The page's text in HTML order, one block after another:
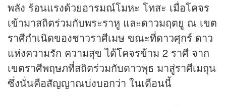
พลัง ร้อนแรงด้วยอารมณ์โมหะ โทสะ เมื่อโคจร
เข้ามาสถิตร่วมกับพระราหู และดาวมฤตยู ณ เขต
ราศีกำเนิดของชาวราศีเมษ ขณะที่ดาวศุกร์ ดาว
แห่งความรัก ความสุข ได้โคจรข้าม 2 ราศี จาก
เขตราศีพฤษภที่สถิตร่วมกับดาวพุธ มาสู่ราศีเมถุน
ซึ่งนั่นคือสัญญาณบ่งบอกว่า ในเดือนนี้